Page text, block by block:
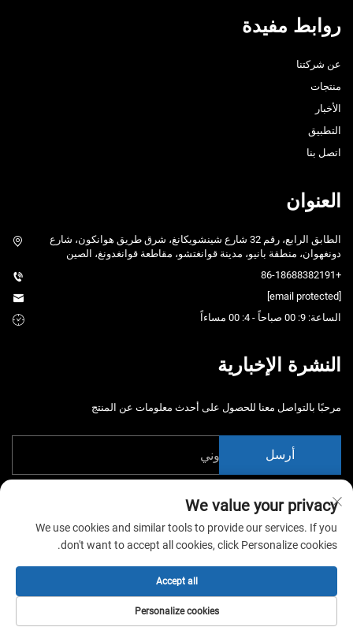
روابط مفيدة
عن شركتنا
منتجات
الأخبار
التطبيق
اتصل بنا
العنوان
الطابق الرابع، رقم 32 شارع شينشويكانغ، شرق طريق هوانكون، شارع
دونغهوان، منطقة بانيو، مدينة قوانغتشو، مقاطعة قوانغدونغ، الصين
+86-18688382191
الساعة: 9: 00 صباحاً - 4: 00 مساءاً
النشرة الإخبارية
مرحبًا بالتواصل معنا للحصول على أحدث معلومات عن المنتج
أرسل
We value your privacy
We use cookies and similar tools to provide our services. If you
don't want to accept all cookies, click Personalize cookies.
Personalize cookies
Accept all